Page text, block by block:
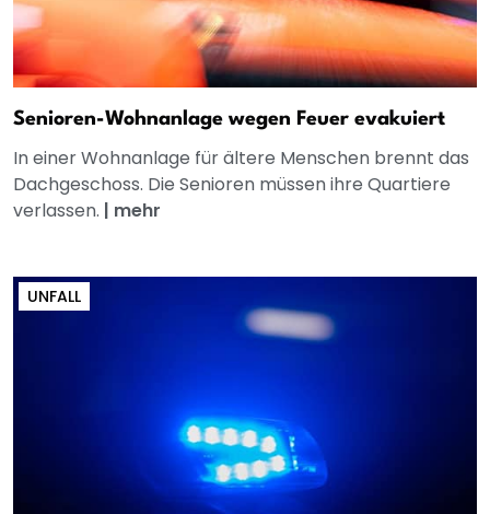
Senioren-Wohnanlage wegen Feuer evakuiert
In einer Wohnanlage für ältere Menschen brennt das
Dachgeschoss. Die Senioren müssen ihre Quartiere
verlassen. | mehr
UNFALL